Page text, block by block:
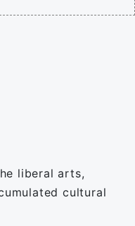
liberal arts,
cultural